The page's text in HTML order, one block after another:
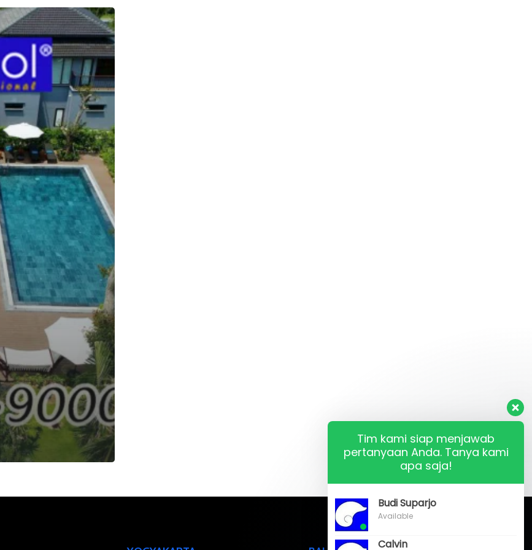
Tim kami siap menjawab
pertanyaan Anda. Tanya kami
apa saja!
Budi Suparjo
Available
Calvin